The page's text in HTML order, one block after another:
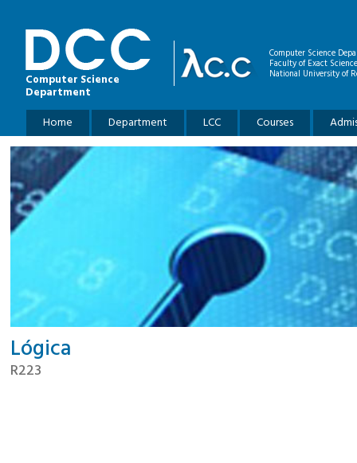
Computer Science
Department
Computer Science
Faculty of Exact
National University of
Main menu
Home Department LCC Courses
Lógica
R223